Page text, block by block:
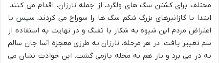
مختلف برای کشتن سگ های ولگرد، از جمله تارزان، اقدام می کنند.
ابتدا با گازانبرهای بزرگ شکم سگ ها را سوراخ می کردند، سپس با
اعتراض مردم این شیوه به شکار با تفنگ و در نهایت به استفاده از
سم تغییر یافت. در هر مرحله، تارزان به طرزی معجزه آسا جان سالم
به در می برد و باز هم به محله بازمی گشت. این حوادث نشان می